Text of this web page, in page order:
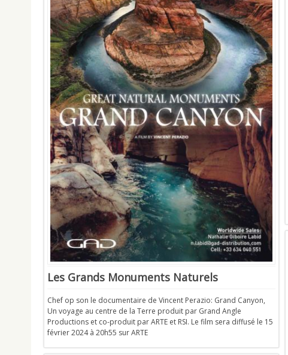
Les Grands Monuments Naturels
Chef op son le documentaire de Vincent Perazio: Grand Canyon,
Un voyage au centre de la Terre produit par Grand Angle
Productions et co-produit par ARTE et RSI. Le film sera diffusé le 15
février 2024 à 20h55 sur ARTE